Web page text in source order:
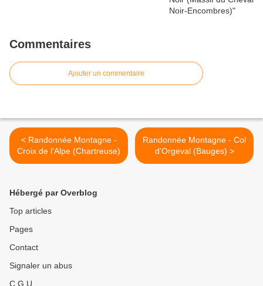
Commentaires
Ajouter un commentaire
< Randonnée Montagne -
Croix de l'Alpe (Chartreuse)
Randonnée Montagne - Col
d'Orgeval (Bauges) >
Hébergé par Overblog
Top articles
Pages
Contact
Signaler un abus
C.G.U.